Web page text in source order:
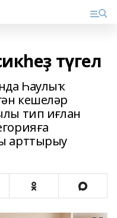
түгел
Һаулыҡ
кешеләр
тип иғлан
арттырыу